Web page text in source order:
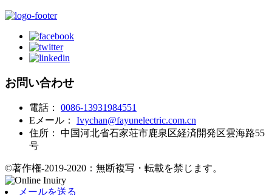
お問い合わせ
電話：
0086-13931984551
Eメール：
Ivychan@fayunelectric.com.cn
住所：
中国河北省石家荘市鹿泉区経済開発区雲海路55
号
©著作権-2019-2020：無断複写・転載を禁じます。
メールを送る